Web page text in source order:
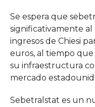
Se espera que
significativamente
ingresos de Chiesi
euros, al tiempo
su infraestructura
mercado
Sebetralstat es un